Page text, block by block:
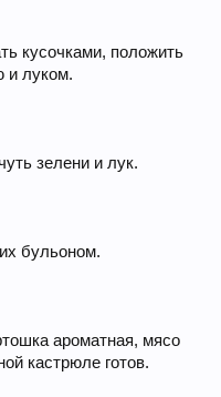
кусочками, положить
и луком.
зелени и лук.
бульоном.
ароматная, мясо
кастрюле готов.